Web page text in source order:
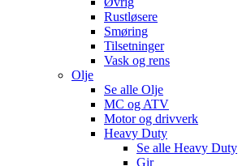
Rustløsere
Smøring
Tilsetninger
Vask og rens
Olje
Se alle Olje
MC og ATV
Motor og drivverk
Heavy Duty
Se alle Heavy Duty
Gir